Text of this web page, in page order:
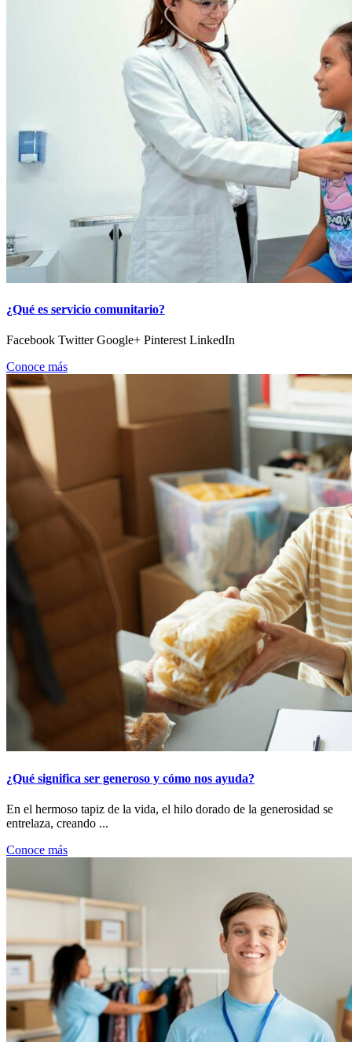
¿Qué es servicio comunitario?
Facebook Twitter Google+ Pinterest LinkedIn
Conoce más
¿Qué significa ser generoso y cómo nos ayuda?
En el hermoso tapiz de la vida, el hilo dorado de la generosidad se
entrelaza, creando ...
Conoce más